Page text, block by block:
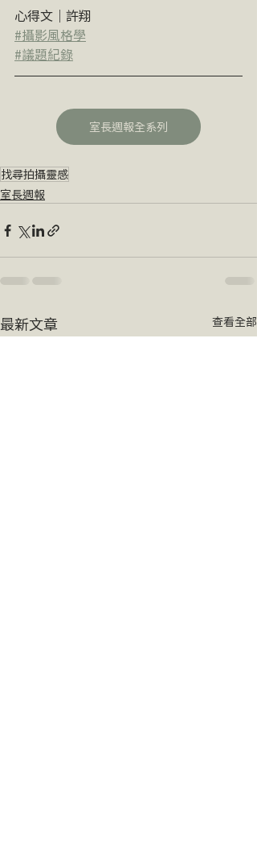
心得文｜許翔
#攝影風格學
#議題紀錄
室長週報全系列
找尋拍攝靈感
室長週報
最新文章 查看全部